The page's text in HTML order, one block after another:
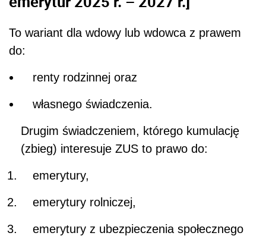
To wariant dla wdowy lub wdowca z prawem
do:
renty rodzinnej oraz
własnego świadczenia.
Drugim świadczeniem, którego kumulację
(zbieg) interesuje ZUS to prawo do:
emerytury,
emerytury rolniczej,
emerytury z ubezpieczenia społecznego